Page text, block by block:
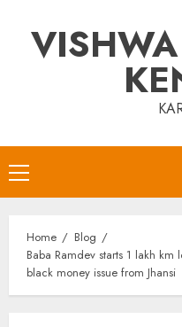
content
Primary
Menu
Home
Blog
Baba Ramdev starts 1 lakh km
black money issue from Jhansi